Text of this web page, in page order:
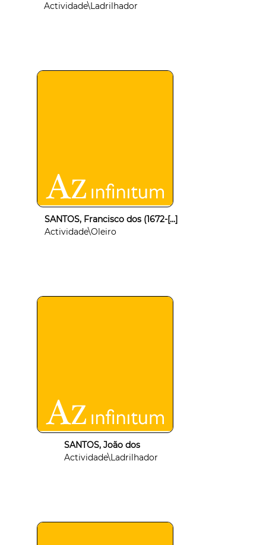
Actividade\Ladrilhador
SANTOS, Francisco dos (1672-[...]
Actividade\Oleiro
SANTOS, João dos
Actividade\Ladrilhador